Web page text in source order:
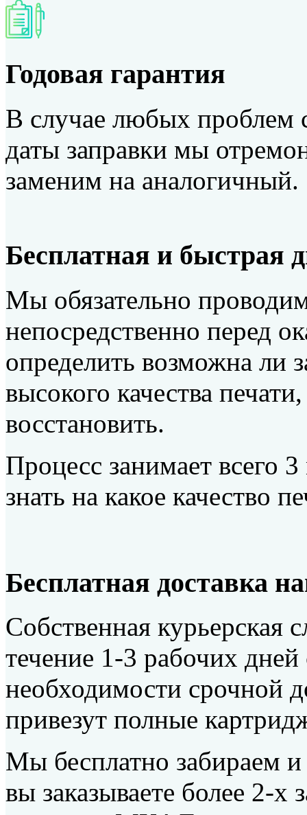
Годовая гарантия
В случае любых проблем
даты заправки мы
заменим на аналогичный.
Бесплатная и быстрая
Мы обязательно
непосредственно перед
определить возможна ли
высокого качества
восстановить.
Процесс занимает всего
знать на какое качество
Бесплатная доставка
Собственная курьерская
течение 1-3 рабочих
необходимости срочной
привезут полные
Мы бесплатно забираем
вы заказываете более 2-х